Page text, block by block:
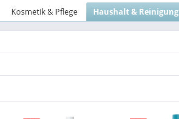
Kosmetik & Pflege Haushalt & Reinigung